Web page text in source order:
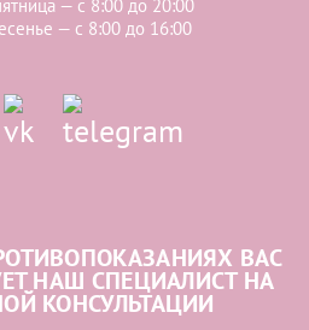
— с 8:00 до 20:00
— с 8:00 до 16:00
ВАС
НАШ СПЕЦИАЛИСТ НА
КОНСУЛЬТАЦИИ